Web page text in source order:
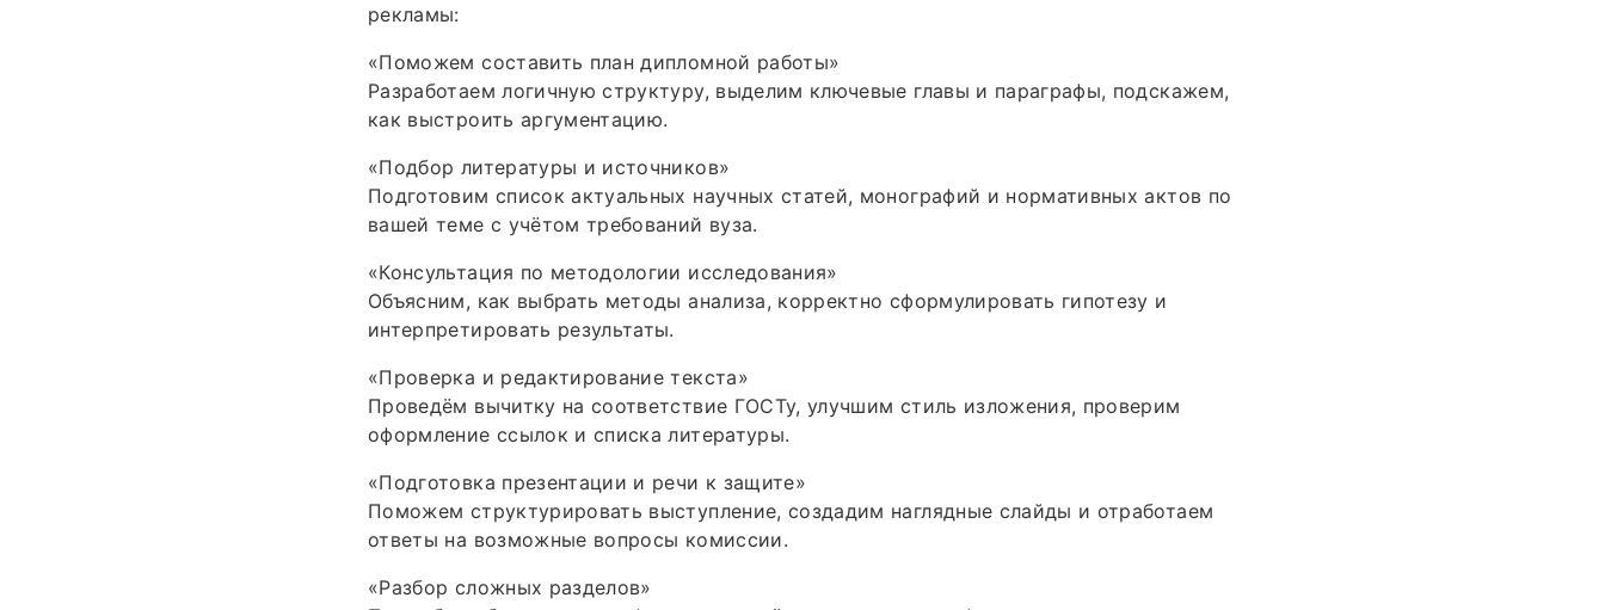
рекламы:
«Поможем составить план дипломной работы»
Разработаем логичную структуру, выделим ключевые главы и параграфы, подскажем,
как выстроить аргументацию.
«Подбор литературы и источников»
Подготовим список актуальных научных статей, монографий и нормативных актов по
вашей теме с учётом требований вуза.
«Консультация по методологии исследования»
Объясним, как выбрать методы анализа, корректно сформулировать гипотезу и
интерпретировать результаты.
«Проверка и редактирование текста»
Проведём вычитку на соответствие ГОСТу, улучшим стиль изложения, проверим
оформление ссылок и списка литературы.
«Подготовка презентации и речи к защите»
Поможем структурировать выступление, создадим наглядные слайды и отработаем
ответы на возможные вопросы комиссии.
«Разбор сложных разделов»